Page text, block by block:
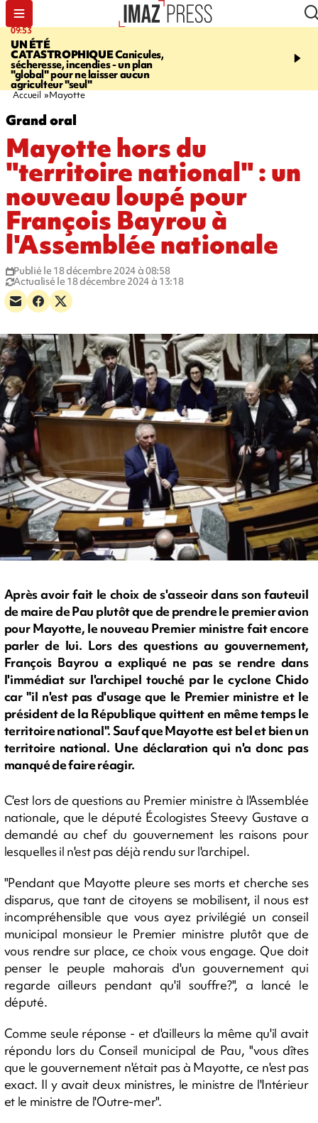
09:53
UN ÉTÉ
CATASTROPHIQUECanicules,
sécheresse, incendies - un plan
"global" pour ne laisser aucun
agriculteur "seul"
12:03
commerciales - 160
pour 10 jours de
Accueil Mayotte
Grand oral
Mayotte hors du
"territoire national" : un
nouveau loupé pour
François Bayrou à
l'Assemblée nationale
Publié le 18 décembre 2024 à 08:58
Actualisé le 18 décembre 2024 à 13:18
Après avoir fait le choix de s'asseoir dans son fauteuil
de maire de Pau plutôt que de prendre le premier avion
pour Mayotte, le nouveau Premier ministre fait encore
parler de lui. Lors des questions au gouvernement,
François Bayrou a expliqué ne pas se rendre dans
l'immédiat sur l'archipel touché par le cyclone Chido
car "il n'est pas d'usage que le Premier ministre et le
président de la République quittent en même temps le
territoire national". Sauf que Mayotte est bel et bien un
territoire national. Une déclaration qui n'a donc pas
manqué de faire réagir.
C'est lors de questions au Premier ministre à l'Assemblée
nationale, que le député Écologistes Steevy Gustave a
demandé au chef du gouvernement les raisons pour
lesquelles il n'est pas déjà rendu sur l'archipel.
"Pendant que Mayotte pleure ses morts et cherche ses
disparus, que tant de citoyens se mobilisent, il nous est
incompréhensible que vous ayez privilégié un conseil
municipal monsieur le Premier ministre plutôt que de
vous rendre sur place, ce choix vous engage. Que doit
penser le peuple mahorais d'un gouvernement qui
regarde ailleurs pendant qu'il souffre?", a lancé le
député.
Comme seule réponse - et d'ailleurs la même qu'il avait
répondu lors du Conseil municipal de Pau, "vous dîtes
que le gouvernement n'était pas à Mayotte, ce n'est pas
exact. Il y avait deux ministres, le ministre de l'Intérieur
et le ministre de l'Outre-mer".